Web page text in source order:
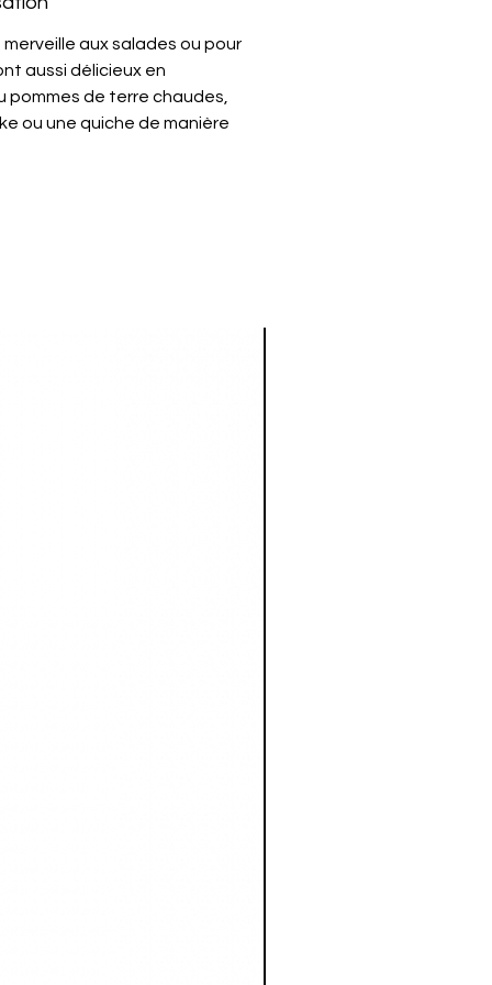
aux salades ou pour
aussi délicieux en
pommes de terre chaudes,
ou une quiche de manière